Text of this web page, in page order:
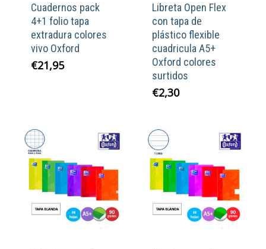
Cuadernos pack
4+1 folio tapa
extradura colores
vivo Oxford
€21,95
Libreta Open Flex
con tapa de
plástico flexible
cuadricula A5+
Oxford colores
surtidos
€2,30